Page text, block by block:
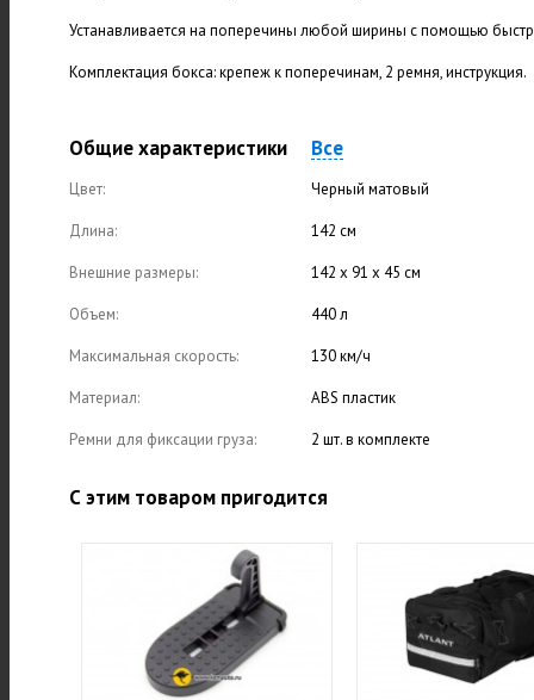
Устанавливается на поперечины любой ширины с помощью
Комплектация бокса: крепеж к поперечинам, 2 ремня, инструкция.
Общие характеристики Все
Цвет: Черный матовый
Длина: 142 см
Внешние размеры: 142 х 91 х 45 см
Объем: 440 л
Максимальная скорость: 130 км/ч
Материал: ABS пластик
Ремни для фиксации груза: 2 шт. в комплекте
С этим товаром пригодится